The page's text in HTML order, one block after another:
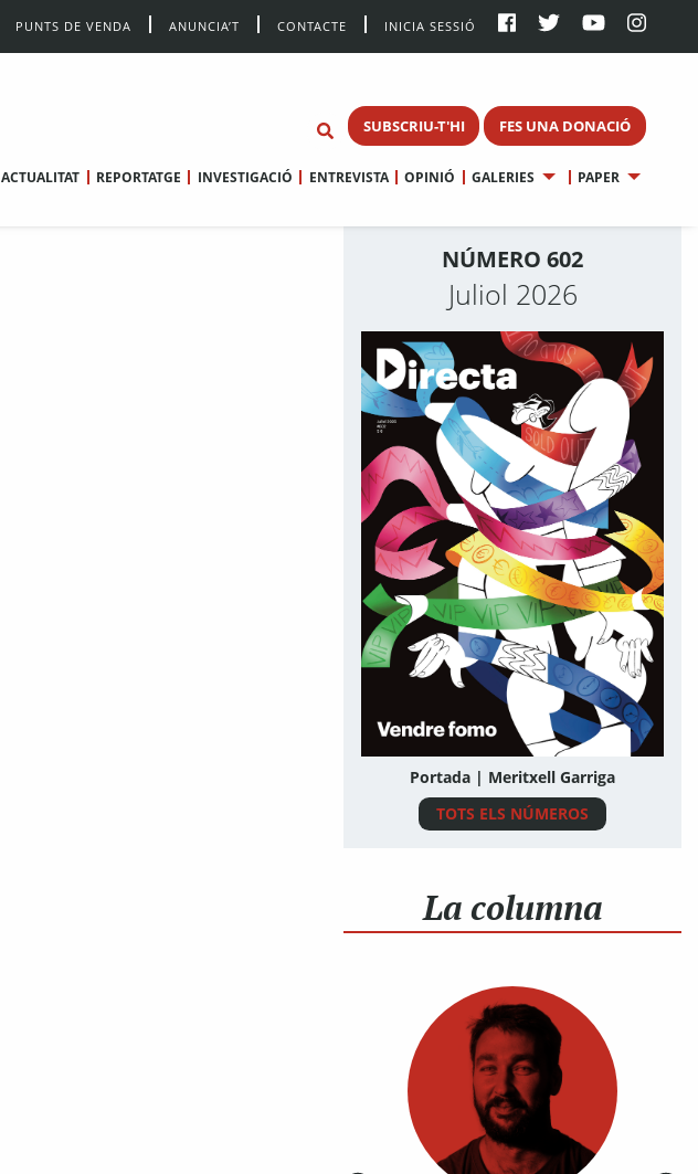
PUNTS DE VENDA ANUNCIA’T CONTACTE INICIA SESSIÓ
SUBSCRIU-T'HI FES UNA DONACIÓ
ACTUALITAT REPORTATGE INVESTIGACIÓ ENTREVISTA OPINIÓ GALERIES PAPER
NÚMERO 602
Juliol 2026
Portada | Meritxell Garriga
TOTS ELS NÚMEROS
La columna